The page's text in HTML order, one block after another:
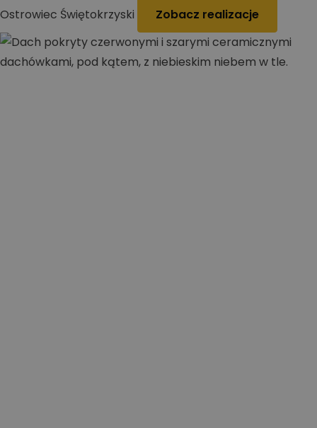
Ostrowiec Świętokrzyski Zobacz realizacje